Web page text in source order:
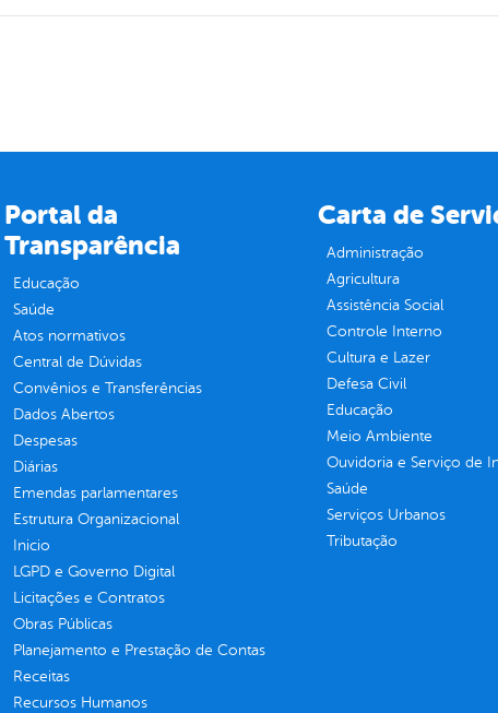
Portal da
Transparência
Educação
Saúde
Atos normativos
Central de Dúvidas
Convênios e Transferências
Dados Abertos
Despesas
Diárias
Emendas parlamentares
Estrutura Organizacional
Inicio
LGPD e Governo Digital
Licitações e Contratos
Obras Públicas
Planejamento e Prestação de Contas
Receitas
Recursos Humanos
Carta de
Administração
Agricultura
Assistência Social
Controle Interno
Cultura e Lazer
Defesa Civil
Educação
Meio Ambiente
Ouvidoria e Serviço de
Saúde
Serviços Urbanos
Tributação